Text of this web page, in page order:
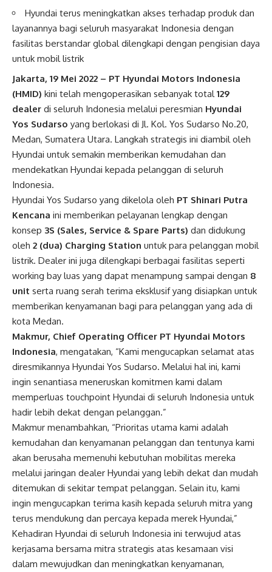
Hyundai terus meningkatkan akses terhadap produk dan
layanannya bagi seluruh masyarakat Indonesia dengan
fasilitas berstandar global dilengkapi dengan pengisian daya
untuk mobil listrik
Jakarta, 19 Mei 2022 – PT Hyundai Motors Indonesia
(HMID) kini telah mengoperasikan sebanyak total 129
dealer di seluruh Indonesia melalui peresmian Hyundai
Yos Sudarso yang berlokasi di Jl. Kol. Yos Sudarso No.20,
Medan, Sumatera Utara. Langkah strategis ini diambil oleh
Hyundai untuk semakin memberikan kemudahan dan
mendekatkan Hyundai kepada pelanggan di seluruh
Indonesia.
Hyundai Yos Sudarso yang dikelola oleh PT Shinari Putra
Kencana ini memberikan pelayanan lengkap dengan
konsep 3S (Sales, Service & Spare Parts) dan didukung
oleh 2 (dua) Charging Station untuk para pelanggan mobil
listrik. Dealer ini juga dilengkapi berbagai fasilitas seperti
working bay luas yang dapat menampung sampai dengan 8
unit serta ruang serah terima eksklusif yang disiapkan untuk
memberikan kenyamanan bagi para pelanggan yang ada di
kota Medan.
Makmur, Chief Operating Officer PT Hyundai Motors
Indonesia, mengatakan, “Kami mengucapkan selamat atas
diresmikannya Hyundai Yos Sudarso. Melalui hal ini, kami
ingin senantiasa meneruskan komitmen kami dalam
memperluas touchpoint Hyundai di seluruh Indonesia untuk
hadir lebih dekat dengan pelanggan.”
Makmur menambahkan, “Prioritas utama kami adalah
kemudahan dan kenyamanan pelanggan dan tentunya kami
akan berusaha memenuhi kebutuhan mobilitas mereka
melalui jaringan dealer Hyundai yang lebih dekat dan mudah
ditemukan di sekitar tempat pelanggan. Selain itu, kami
ingin mengucapkan terima kasih kepada seluruh mitra yang
terus mendukung dan percaya kepada merek Hyundai,”
Kehadiran Hyundai di seluruh Indonesia ini terwujud atas
kerjasama bersama mitra strategis atas kesamaan visi
dalam mewujudkan dan meningkatkan kenyamanan,